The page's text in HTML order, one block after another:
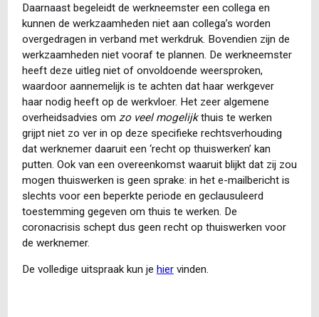
Daarnaast begeleidt de werkneemster een collega en
kunnen de werkzaamheden niet aan collega’s worden
overgedragen in verband met werkdruk. Bovendien zijn de
werkzaamheden niet vooraf te plannen. De werkneemster
heeft deze uitleg niet of onvoldoende weersproken,
waardoor aannemelijk is te achten dat haar werkgever
haar nodig heeft op de werkvloer. Het zeer algemene
overheidsadvies om zo veel mogelijkthuis te werken
grijpt niet zo ver in op deze specifieke rechtsverhouding
dat werknemer daaruit een ‘recht op thuiswerken’ kan
putten. Ook van een overeenkomst waaruit blijkt dat zij zou
mogen thuiswerken is geen sprake: in het e-mailbericht is
slechts voor een beperkte periode en geclausuleerd
toestemming gegeven om thuis te werken. De
coronacrisis schept dus geen recht op thuiswerken voor
de werknemer.
De volledige uitspraak kun je hiervinden.